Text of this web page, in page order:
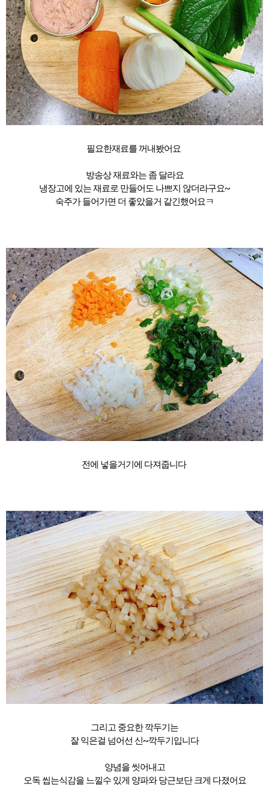
필요한재료를 꺼내봤어요
방송상 재료와는 좀 달라요
냉장고에 있는 재료로 만들어도 나쁘지 않더라구요~
숙주가 들어가면 더 좋았을거 같긴했어요ㅋ
전에 넣을거기에 다져줍니다
그리고 중요한 깍두기는
잘 익은걸 넘어선 신~깍두기입니다
양념을 씻어내고
오독 씹는식감을 느낄수 있게 양파와 당근보단 크게 다졌어요